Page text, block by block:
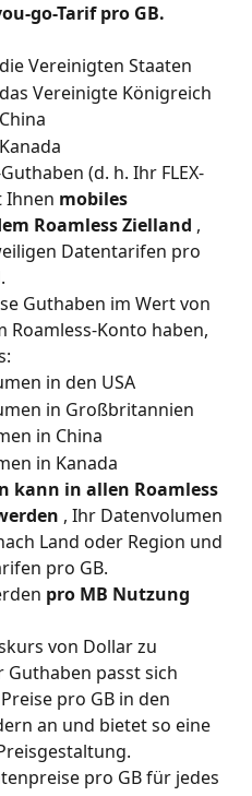
go-Tarif pro GB.
Vereinigten Staaten
Vereinigte Königreich
(d. h. Ihr FLEX-
Ihnen mobiles
Roamless Zielland ,
Datentarifen pro
Guthaben im Wert von
Roamless-Konto haben,
in den USA
in Großbritannien
in China
in Kanada
kann in allen Roamless
, Ihr Datenvolumen
Land oder Region und
pro GB.
pro MB Nutzung
von Dollar zu
passt sich
pro GB in den
an und bietet so eine
pro GB für jedes